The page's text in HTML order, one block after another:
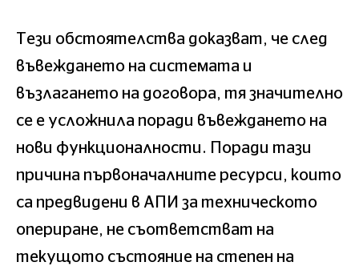
Тези обстоятелства доказват, че след
въвеждането на системата и
възлагането на договора, тя значително
се е усложнила поради въвеждането на
нови функционалности. Поради тази
причина първоначалните ресурси, които
са предвидени в АПИ за техническото
опериране, не съответстват на
текущото състояние на степен на